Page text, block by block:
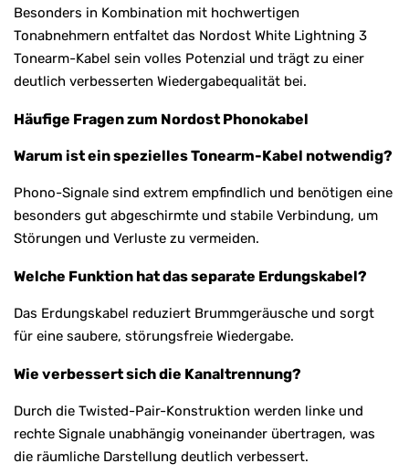
Besonders in Kombination mit hochwertigen
Tonabnehmern entfaltet das Nordost White Lightning 3
Tonearm-Kabel sein volles Potenzial und trägt zu einer
deutlich verbesserten Wiedergabequalität bei.
Häufige Fragen zum Nordost Phonokabel
Warum ist ein spezielles Tonearm-Kabel notwendig?
Phono-Signale sind extrem empfindlich und benötigen eine
besonders gut abgeschirmte und stabile Verbindung, um
Störungen und Verluste zu vermeiden.
Welche Funktion hat das separate Erdungskabel?
Das Erdungskabel reduziert Brummgeräusche und sorgt
für eine saubere, störungsfreie Wiedergabe.
Wie verbessert sich die Kanaltrennung?
Durch die Twisted-Pair-Konstruktion werden linke und
rechte Signale unabhängig voneinander übertragen, was
die räumliche Darstellung deutlich verbessert.